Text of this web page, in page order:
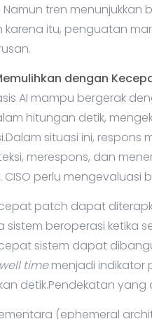
Namun tren
karena itu, penguatan
dengan
AI mampu bergerak
hitungan detik,
situasi ini,
merespons, dan
CISO perlu mengevaluasi
patch dapat
sistem beroperasi ketika
sistem dapat
timemenjadi indikator
detik.Pendekatan
(ephemeral